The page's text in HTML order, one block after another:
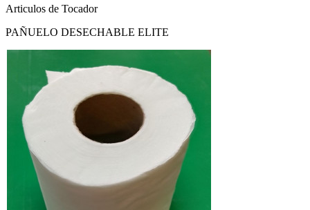
Articulos de Tocador
PAÑUELO DESECHABLE ELITE